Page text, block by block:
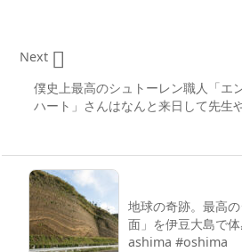
僕史上最高のシュトーレン職人「エ
ハート」さんはなんと来日して先生

Next
地球の奇跡。最高
面」を伊豆大島で
ashima #oshima